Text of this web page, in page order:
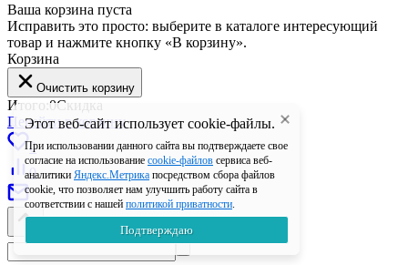
Этот веб-сайт использует cookie-файлы.
При использовании данного сайта вы подтверждаете свое
согласие на использование cookie-файлов сервиса веб-
аналитики Яндекс.Метрика посредством сбора файлов
cookie, что позволяет нам улучшить работу сайта в
соответствии с нашей политикой приватности.
Подтверждаю
Ваша корзина пуста
Исправить это просто: выберите в каталоге интересующий
товар и нажмите кнопку «В корзину».
Корзина
Очистить корзину
Итого:0Скидка
Перейти в корзину
0
0